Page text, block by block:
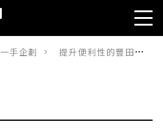
一手企劃 提升便利性的豐田「全新大型 HiAce」吸引大注目！從「0 km/h」即可使用的 ACC（主動巡航控制），到加強版空調系統全都升級！還提供手排車型，「300 系」澳洲規格到底有哪些特色？